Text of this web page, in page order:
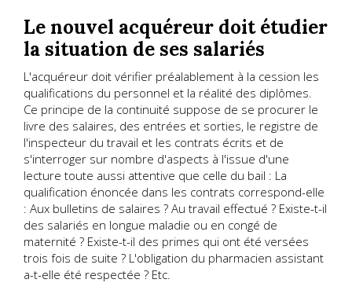
Le nouvel acquéreur doit étudier
la situation de ses salariés
L'acquéreur doit vérifier préalablement à la cession les
qualifications du personnel et la réalité des diplômes.
Ce principe de la continuité suppose de se procurer le
livre des salaires, des entrées et sorties, le registre de
l'inspecteur du travail et les contrats écrits et de
s'interroger sur nombre d'aspects à l'issue d'une
lecture toute aussi attentive que celle du bail : La
qualification énoncée dans les contrats correspond-elle
: Aux bulletins de salaires ? Au travail effectué ? Existe-t-il
des salariés en longue maladie ou en congé de
maternité ? Existe-t-il des primes qui ont été versées
trois fois de suite ? L'obligation du pharmacien assistant
a-t-elle été respectée ? Etc.